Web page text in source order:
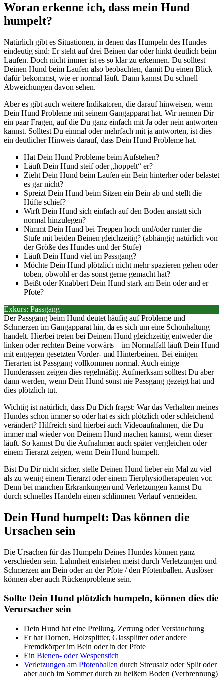
Woran erkenne ich, dass mein Hund
humpelt?
Natürlich gibt es Situationen, in denen das Humpeln des Hundes
eindeutig sind: Er steht auf drei Beinen dar oder hinkt deutlich beim
Laufen. Doch nicht immer ist es so klar zu erkennen. Du solltest
Deinen Hund beim Laufen also beobachten, damit Du einen Blick
dafür bekommst, wie er normal läuft. Dann kannst Du schnell
Abweichungen davon sehen.
Aber es gibt auch weitere Indikatoren, die darauf hinweisen, wenn
Dein Hund Probleme mit seinem Gangapparat hat. Wir nennen Dir
ein paar Fragen, auf die Du ganz einfach mit Ja oder nein antworten
kannst. Solltest Du einmal oder mehrfach mit ja antworten, ist dies
ein deutlicher Hinweis darauf, dass Dein Hund Probleme hat.
Hat Dein Hund Probleme beim Aufstehen?
Läuft Dein Hund steif oder „hoppelt“ er?
Zieht Dein Hund beim Laufen ein Bein hinterher oder belastet
es gar nicht?
Spreizt Dein Hund beim Sitzen ein Bein ab und stellt die
Hüfte schief?
Wirft Dein Hund sich einfach auf den Boden anstatt sich
normal hinzulegen?
Nimmt Dein Hund bei Treppen hoch und/oder runter die
Stufe mit beiden Beinen gleichzeitig? (abhängig natürlich von
der Größe des Hundes und der Stufe)
Läuft Dein Hund viel im Passgang?
Möchte Dein Hund plötzlich nicht mehr spazieren gehen oder
toben, obwohl er das sonst gerne gemacht hat?
Beißt oder Knabbert Dein Hund stark am Bein oder and er
Pfote?
Exkurs: Passgang
Der Passgang beim Hund deutet häufig auf Probleme und
Schmerzen im Gangapparat hin, da es sich um eine Schonhaltung
handelt. Hierbei treten bei Deinem Hund gleichzeitig entweder die
linken oder rechten Beine vorwärts – im Normalfall läuft Dein Hund
mit entgegen gesetzten Vorder- und Hinterbeinen. Bei einigen
Tierarten ist Passgang vollkommen normal. Auch einige
Hunderassen zeigen dies regelmäßig. Aufmerksam solltest Du aber
dann werden, wenn Dein Hund sonst nie Passgang gezeigt hat und
dies plötzlich tut.
Wichtig ist natürlich, dass Du Dich fragst: War das Verhalten meines
Hundes schon immer so oder hat es sich plötzlich oder schleichend
verändert? Hilfreich sind hierbei auch Videoaufnahmen, die Du
immer mal wieder von Deinem Hund machen kannst, wenn dieser
läuft. So kannst Du die Aufnahmen auch später vergleichen oder
einem Tierarzt zeigen, wenn Dein Hund humpelt.
Bist Du Dir nicht sicher, stelle Deinen Hund lieber ein Mal zu viel
als zu wenig einem Tierarzt oder einem Tierphysiotherapeuten vor.
Denn bei manchen Erkrankungen und Verletzungen kannst Du
durch schnelles Handeln einen schlimmen Verlauf vermeiden.
Dein Hund humpelt: Das können die
Ursachen sein
Die Ursachen für das Humpeln Deines Hundes können ganz
verschieden sein. Lahmheit entstehen meist durch Verletzungen und
Schmerzen am Bein oder an der Pfote / den Pfotenballen. Auslöser
können aber auch Rückenprobleme sein.
Sollte Dein Hund plötzlich humpeln, können dies die
Verursacher sein
Dein Hund hat eine Prellung, Zerrung oder Verstauchung
Er hat Dornen, Holzsplitter, Glassplitter oder andere
Fremdkörper im Bein oder in der Pfote
Ein Bienen- oder Wespenstich
Verletzungen am Pfotenballen durch Streusalz oder Split oder
aber auch im Sommer durch zu heißem Boden (Verbrennung)